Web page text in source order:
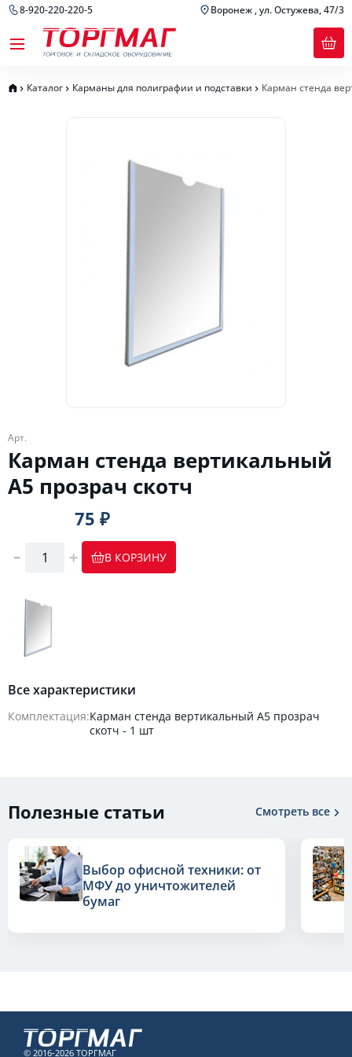
8-920-220-220-5 Воронеж , ул. Остужева, 47/3
Каталог Карманы для полиграфии и подставки Карман стенда
Арт.
Карман стенда вертикальный
А5 прозрач скотч
75 ₽
В КОРЗИНУ
Все характеристики
Комплектация:Карман стенда вертикальный А5 прозрач
скотч - 1 шт
Полезные статьи Смотреть все
Выбор офисной техники: от
МФУ до уничтожителей
бумаг
© 2016-2026 ТОРГМАГ